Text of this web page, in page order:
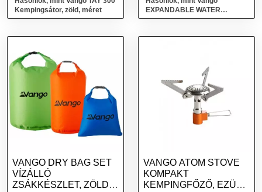
Kempingsátor, zöld, méret
EXPANDABLE WATER
CARRIER 12L Összecsukható
VANGO DRY BAG SET
VÍZÁLLÓ
ZSÁKKÉSZLET, ZÖLD,
VANGO ATOM STOVE
KOMPAKT
KEMPINGFŐZŐ, EZÜST,